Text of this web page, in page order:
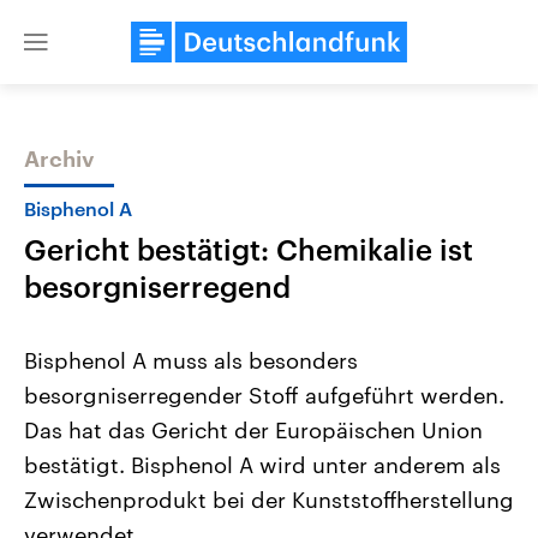
Close
Themen
Landtagswahl Sachsen-Anhalt
2026
Alle Informationen
Sachsen-Anhalt wählt am 6.
September 2026 einen neuen
Landtag. Seit 2021 wird das
Bundesland von einer Koalition aus
USA
Aktuelle Beiträge,
Hintergründe
Wirtschaftlich und
gehören die Vereinigten
den mächtigsten Ländern
Archiv
Bisphenol A
Gericht bestätigt: Chemikalie ist
besorgniserregend
Bisphenol A muss als besonders
besorgniserregender Stoff aufgeführt werden.
Das hat das Gericht der Europäischen Union
bestätigt. Bisphenol A wird unter anderem als
Zwischenprodukt bei der Kunststoffherstellung